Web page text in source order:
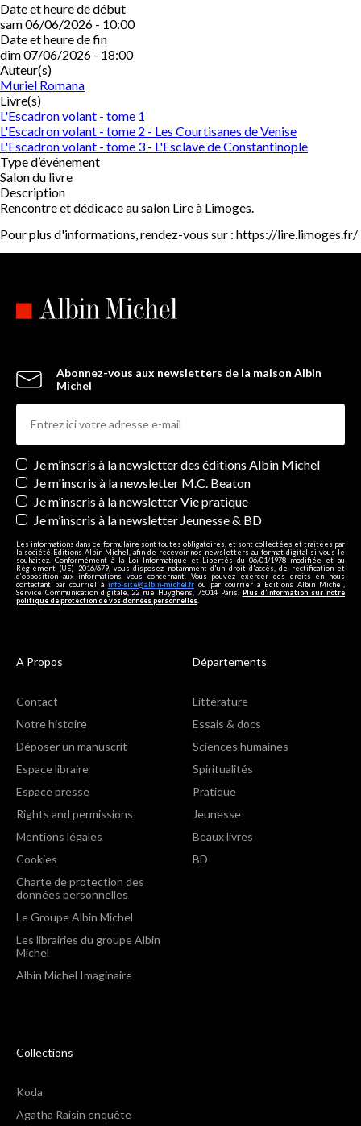
Date et heure de début
sam 06/06/2026 - 10:00
Date et heure de fin
dim 07/06/2026 - 18:00
Auteur(s)
Muriel Romana
Livre(s)
L'Escadron volant - tome 1
L'Escadron volant - tome 2 - Les Courtisanes de Venise
L'Escadron volant - tome 3 - L'Esclave de Constantinople
Type d’événement
Salon du livre
Description
Rencontre et dédicace au salon Lire à Limoges.
Pour plus d'informations, rendez-vous sur : https://lire.limoges.fr/
Abonnez-vous aux newsletters de la maison Albin
Michel
Newsletters
Je m’inscris à la newsletter des éditions Albin Michel
Je m'inscris à la newsletter M.C. Beaton
Je m’inscris à la newsletter Vie pratique
Je m’inscris à la newsletter Jeunesse & BD
Les informations dans ce formulaire sont toutes obligatoires, et sont collectées et traitées par
la société Editions Albin Michel, afin de recevoir nos newsletters au format digital si vous le
souhaitez. Conformément à la Loi Informatique et Libertés du 06/01/1978 modifiée et au
Règlement (UE) 2016/679, vous disposez notamment d'un droit d'accès, de rectification et
d’opposition aux informations vous concernant. Vous pouvez exercer ces droits en nous
contactant par courriel à info-site@albin-michel.fr ou par courrier à Editions Albin Michel,
Service Communication digitale, 22 rue Huyghens, 75014 Paris. Plus d’information sur notre
politique de protection de vos données personnelles
A Propos
Contact
Notre histoire
Déposer un manuscrit
Espace libraire
Espace presse
Rights and permissions
Mentions légales
Cookies
Charte de protection des
données personnelles
Le Groupe Albin Michel
Les librairies du groupe Albin
Michel
Albin Michel Imaginaire
Départements
Littérature
Essais & docs
Sciences humaines
Spiritualités
Pratique
Jeunesse
Beaux livres
BD
Collections
Koda
Agatha Raisin enquête